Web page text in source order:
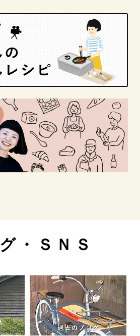
・ＳＮＳ